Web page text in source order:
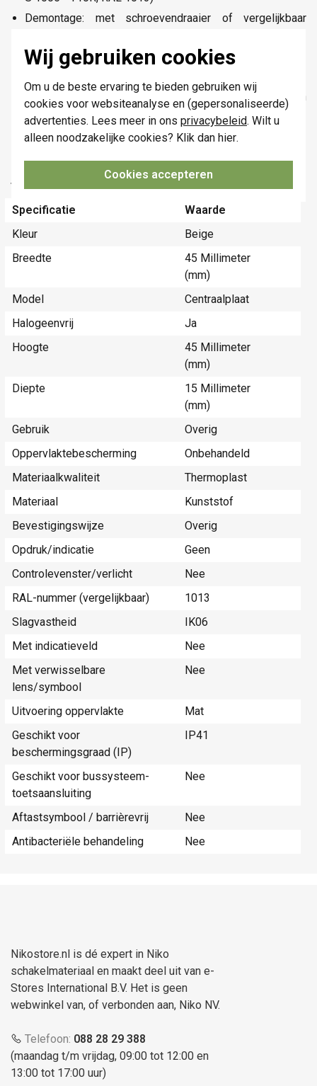
Wij gebruiken cookies
Om u de beste ervaring te bieden gebruiken wij
cookies voor websiteanalyse en (gepersonaliseerde)
advertenties. Lees meer in ons privacybeleid. Wilt u
alleen noodzakelijke cookies? Klik dan hier.
Cookies accepteren
Demontage: met schroevendraaier of vergelijkbaar
Beschermingsgraad: IP21D
Brandveiligheid: zelfdovend (gloeidraadproef 650 °C) en
halogeenvrij
Afmetingen afwerking: 45 × 45 mm
Technische specificaties
Specificatie
Waarde
Kleur
Beige
Breedte
45 Millimeter
(mm)
Model
Centraalplaat
Halogeenvrij
Ja
Hoogte
45 Millimeter
(mm)
Diepte
15 Millimeter
(mm)
Gebruik
Overig
Oppervlaktebescherming
Onbehandeld
Materiaalkwaliteit
Thermoplast
Materiaal
Kunststof
Bevestigingswijze
Overig
Opdruk/indicatie
Geen
Controlevenster/verlicht
Nee
RAL-nummer (vergelijkbaar)
1013
Slagvastheid
IK06
Met indicatieveld
Nee
Met verwisselbare
lens/symbool
Nee
Uitvoering oppervlakte
Mat
Geschikt voor
beschermingsgraad (IP)
IP41
Geschikt voor bussysteem-
toetsaansluiting
Nee
Aftastsymbool / barrièrevrij
Nee
Antibacteriële behandeling
Nee
Nikostore.nl is dé expert in Niko
schakelmateriaal en maakt deel uit van e-
Stores International B.V. Het is geen
webwinkel van, of verbonden aan, Niko NV.
Telefoon: 088 28 29 388
(maandag t/m vrijdag, 09:00 tot 12:00 en
13:00 tot 17:00 uur)